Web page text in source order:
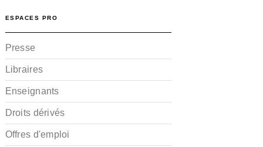
ESPACES PRO
Presse
Libraires
Enseignants
Droits dérivés
Offres d'emploi